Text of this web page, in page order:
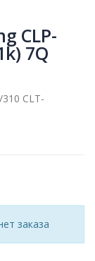
CLP-
7Q
CLT-
заказа